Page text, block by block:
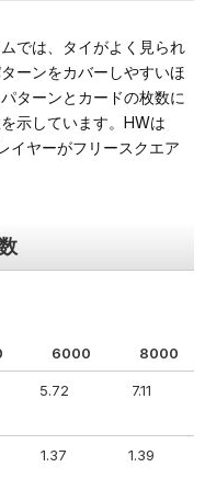
では、タイがよく見られ
ーンをカバーしやすいほ
ターンとカードの枚数に
示しています。HWは
イヤーがフリースクエア
6000 8000
5.72 7.11
1.37 1.39